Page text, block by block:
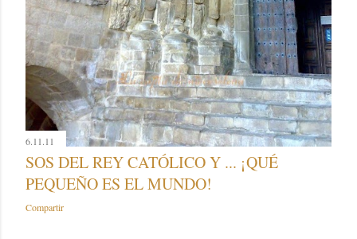
6.11.11
SOS DEL REY CATÓLICO Y ... ¡QUÉ
PEQUEÑO ES EL MUNDO!
Compartir